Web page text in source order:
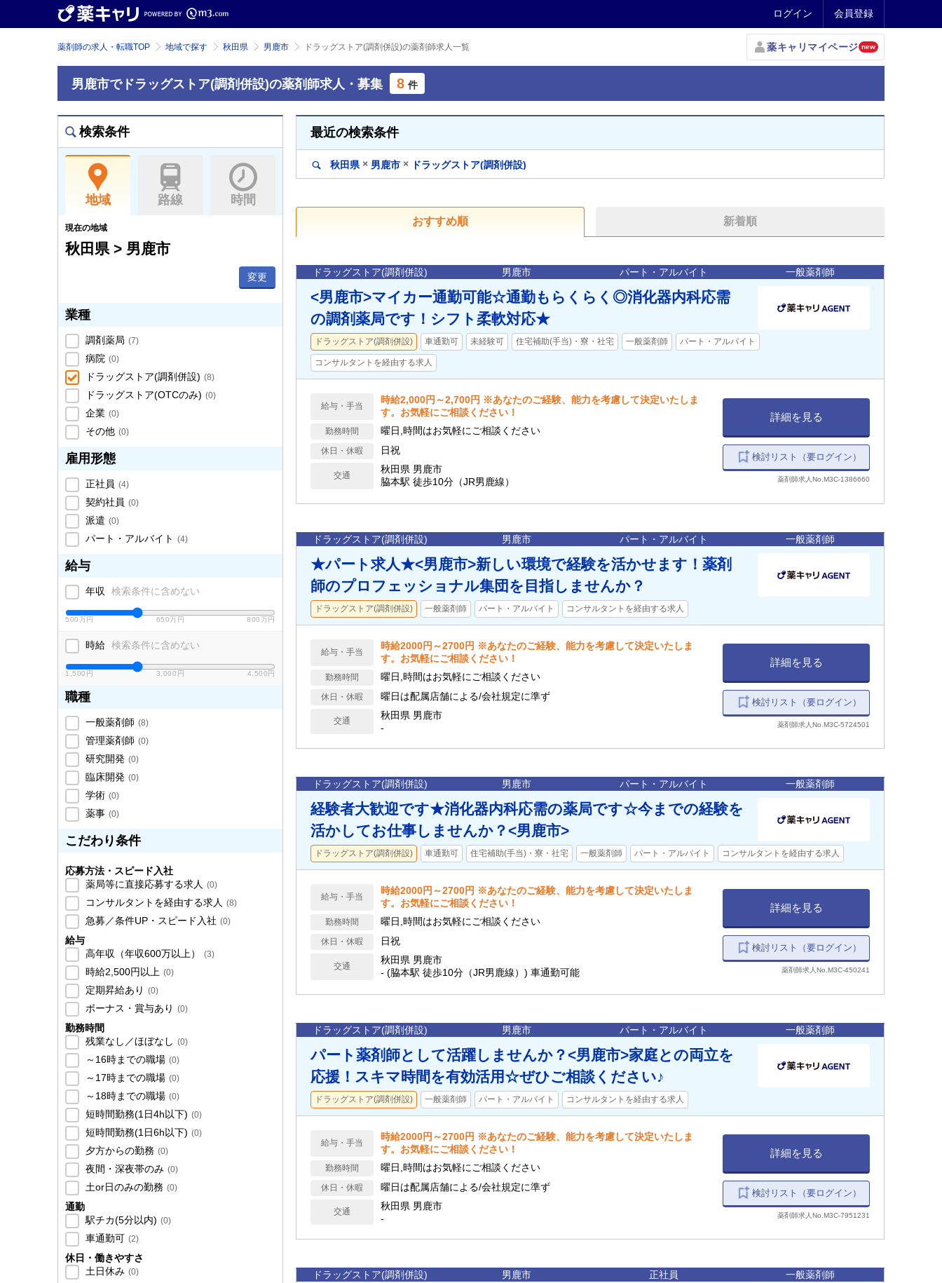
ログイン 会員登録
薬剤師の求人・転職TOP 地域で探す 秋田県 男鹿市 ドラッグストア(調剤併設)の薬剤師求人一覧 薬キャリマイページ new
男鹿市でドラッグストア(調剤併設)の薬剤師求人・募集 8 件
検索条件
地域 路線 時間
現在の地域
秋田県 > 男鹿市
変更
業種
調剤薬局 (7)
病院 (0)
ドラッグストア(調剤併設) (8)
ドラッグストア(OTCのみ) (0)
企業 (0)
その他 (0)
雇用形態
正社員 (4)
契約社員 (0)
派遣 (0)
パート・アルバイト (4)
給与
年収 検索条件に含めない
500万円 650万円 800万円
時給 検索条件に含めない
1,500円 3,000円 4,500円
職種
一般薬剤師 (8)
管理薬剤師 (0)
研究開発 (0)
臨床開発 (0)
学術 (0)
薬事 (0)
こだわり条件
応募方法・スピード入社
薬局等に直接応募する求人 (0)
コンサルタントを経由する求人 (8)
急募／条件UP・スピード入社 (0)
給与
高年収（年収600万以上）
(3)
時給2,500円以上 (0)
定期昇給あり (0)
ボーナス・賞与あり (0)
勤務時間
残業なし／ほぼなし (0)
～16時までの職場 (0)
～17時までの職場 (0)
～18時までの職場 (0)
短時間勤務(1日4h以下) (0)
短時間勤務(1日6h以下) (0)
夕方からの勤務 (0)
夜間・深夜帯のみ (0)
土or日のみの勤務 (0)
通勤
駅チカ(5分以内) (0)
車通勤可 (2)
休日・働きやすさ
土日休み (0)
最近の検索条件
秋田県 × 男鹿市 × ドラッグストア(調剤併設)
おすすめ順 新着順
ドラッグストア(調剤併設) 男鹿市 パート・アルバイト 一般薬剤師
<男鹿市>マイカー通勤可能☆通勤もらくらく◎消化器内科応需
の調剤薬局です！シフト柔軟対応★
ドラッグストア(調剤併設) 車通勤可 未経験可 住宅補助(手当)・寮・社宅 一般薬剤師 パート・アルバイト
コンサルタントを経由する求人
給与・手当
時給2,000円～2,700円 ※あなたのご経験、能力を考慮して決定いたしま
す。お気軽にご相談ください！
勤務時間 曜日,時間はお気軽にご相談ください
休日・休暇 日祝
交通
秋田県 男鹿市
脇本駅 徒歩10分（JR男鹿線）
詳細を見る
検討リスト（要ログイン）
薬剤師求人No.M3C-1386660
ドラッグストア(調剤併設) 男鹿市 パート・アルバイト 一般薬剤師
★パート求人★<男鹿市>新しい環境で経験を活かせます！薬剤
師のプロフェッショナル集団を目指しませんか？
ドラッグストア(調剤併設) 一般薬剤師 パート・アルバイト コンサルタントを経由する求人
給与・手当
時給2000円～2700円 ※あなたのご経験、能力を考慮して決定いたしま
す。お気軽にご相談ください！
勤務時間 曜日,時間はお気軽にご相談ください
休日・休暇 曜日は配属店舗による/会社規定に準ず
交通
秋田県 男鹿市
-
詳細を見る
検討リスト（要ログイン）
薬剤師求人No.M3C-5724501
ドラッグストア(調剤併設) 男鹿市 パート・アルバイト 一般薬剤師
経験者大歓迎です★消化器内科応需の薬局です☆今までの経験を
活かしてお仕事しませんか？<男鹿市>
ドラッグストア(調剤併設) 車通勤可 住宅補助(手当)・寮・社宅 一般薬剤師 パート・アルバイト コンサルタントを経由する求人
給与・手当
時給2000円～2700円 ※あなたのご経験、能力を考慮して決定いたしま
す。お気軽にご相談ください！
勤務時間 曜日,時間はお気軽にご相談ください
休日・休暇 日祝
交通
秋田県 男鹿市
- (脇本駅 徒歩10分（JR男鹿線）) 車通勤可能
詳細を見る
検討リスト（要ログイン）
薬剤師求人No.M3C-450241
ドラッグストア(調剤併設) 男鹿市 パート・アルバイト 一般薬剤師
パート薬剤師として活躍しませんか？<男鹿市>家庭との両立を
応援！スキマ時間を有効活用☆ぜひご相談ください♪
ドラッグストア(調剤併設) 一般薬剤師 パート・アルバイト コンサルタントを経由する求人
給与・手当
時給2000円～2700円 ※あなたのご経験、能力を考慮して決定いたしま
す。お気軽にご相談ください！
勤務時間 曜日,時間はお気軽にご相談ください
休日・休暇 曜日は配属店舗による/会社規定に準ず
交通
秋田県 男鹿市
-
詳細を見る
検討リスト（要ログイン）
薬剤師求人No.M3C-7951231
ドラッグストア(調剤併設) 男鹿市 正社員 一般薬剤師